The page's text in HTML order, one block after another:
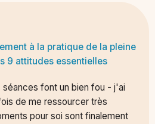
à la pratique de la pleine
9 attitudes essentielles
font un bien fou - j'ai
de me ressourcer très
pour soi sont finalement